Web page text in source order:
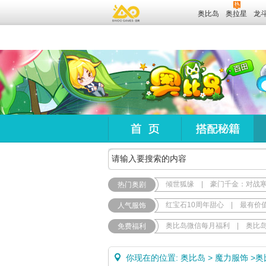
奥比岛 奥拉星 龙
热门奥剧 倾世狐缘 豪门千金：对战
人气服饰 红宝石10周年甜心 最有价
免费福利 奥比岛微信每月福利 奥比
你现在的位置: 奥比岛 > 魔力服饰 >奥